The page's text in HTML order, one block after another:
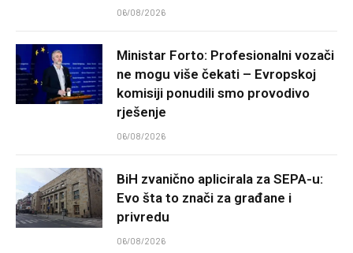
06/08/2026
Ministar Forto: Profesionalni vozači
ne mogu više čekati – Evropskoj
komisiji ponudili smo provodivo
rješenje
06/08/2026
BiH zvanično aplicirala za SEPA-u:
Evo šta to znači za građane i
privredu
06/08/2026